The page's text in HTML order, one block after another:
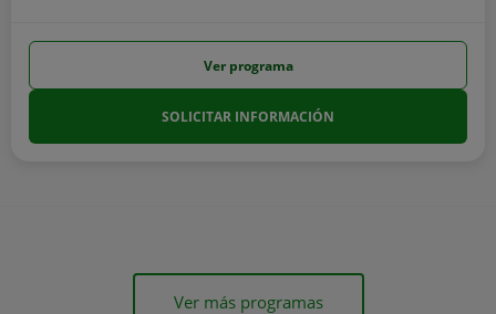
Ver programa
SOLICITAR INFORMACIÓN
Ver más programas